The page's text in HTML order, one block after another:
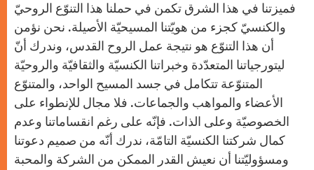
فميزتنا في هذا الشرق تكمن في حملنا هذا التنوّع الروحيّ
والكنسيّ كجزء من هويّتنا المسيحيّة الأصيلة. نحن نؤمن
أن هذا التنوّع هو نتيجة عمل الروح القدس، وندرك أنّ
ليتورجياتنا المتعدّدة وخبراتنا الكنسيّة والثقافيّة والروحيّة
المتنوّعة تتكامل في جسد المسيح الواحد، والمتنوّع
الأعضاء والمواهب والجماعات. فلا مجال للإنطواء على
الخصوصيّة وعلى الذات. فإنّه على رغم انقساماتنا وعدم
كمال شركتنا الكنسيّة التامّة، ندرك أنّه من صميم دعوتنا
ومسؤوليّتنا أن نعيش القدر الممكن من الشركة والمحبة